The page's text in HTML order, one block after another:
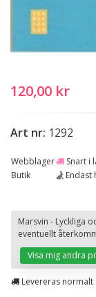
120,00 kr
Art nr: 1292
Webblager
Snart i
Butik
Endast
Marsvin - Lyckliga
eventuellt
Visa mig andra
Levereras